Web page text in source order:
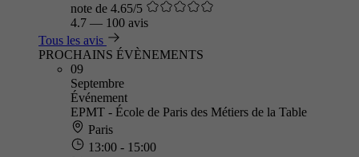
note de 4.65/5
4.7 — 100 avis
Tous les avis
PROCHAINS ÉVÈNEMENTS
09
Septembre
Événement
EPMT - École de Paris des Métiers de la Table
Paris
13:00 - 15:00